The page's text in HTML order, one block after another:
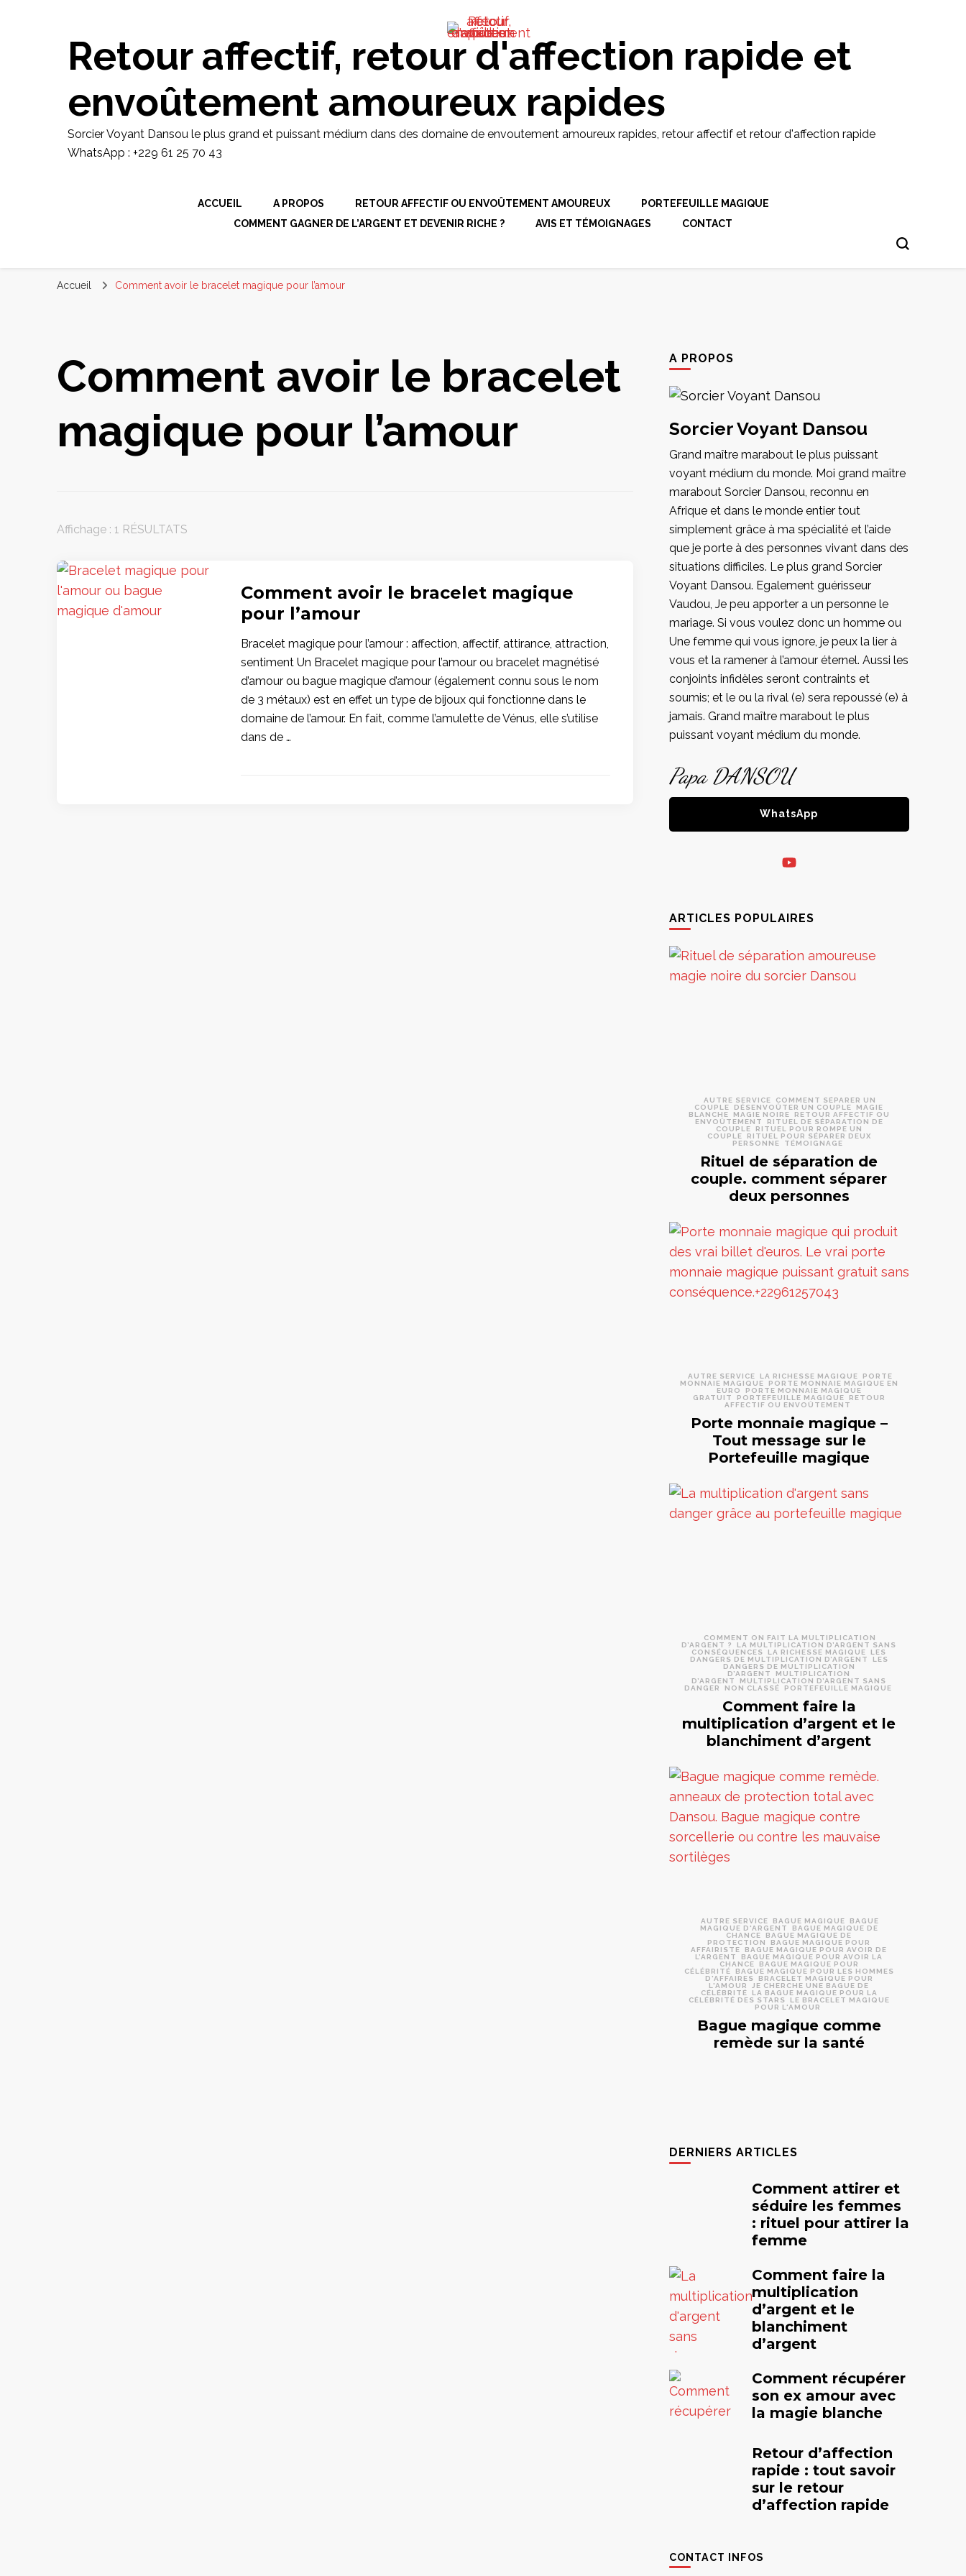
Retour affectif, retour d'affection rapide et
envoûtement amoureux rapides
Sorcier Voyant Dansou le plus grand et puissant médium dans des domaine de envoutement amoureux rapides, retour affectif et retour d'affection rapide
WhatsApp : +229 61 25 70 43
ACCUEIL A PROPOS RETOUR AFFECTIF OU ENVOÛTEMENT AMOUREUX
PORTEFEUILLE MAGIQUE
COMMENT GAGNER DE L’ARGENT ET DEVENIR RICHE ?
AVIS ET TÉMOIGNAGES CONTACT
Accueil Comment avoir le bracelet magique pour l’amour
Comment avoir le bracelet
magique pour l’amour
Affichage : 1 RÉSULTATS
Comment avoir le bracelet magique
pour l’amour
Bracelet magique pour l’amour : affection, affectif, attirance, attraction,
sentiment Un Bracelet magique pour l’amour ou bracelet magnétisé
d’amour ou bague magique d’amour (également connu sous le nom
de 3 métaux) est en effet un type de bijoux qui fonctionne dans le
domaine de l’amour. En fait, comme l’amulette de Vénus, elle s’utilise
dans de …
A PROPOS
Sorcier Voyant Dansou
Grand maître marabout le plus puissant
voyant médium du monde. Moi grand maître
marabout Sorcier Dansou, reconnu en
Afrique et dans le monde entier tout
simplement grâce à ma spécialité et l’aide
que je porte à des personnes vivant dans des
situations difficiles. Le plus grand Sorcier
Voyant Dansou. Egalement guérisseur
Vaudou, Je peu apporter a un personne le
mariage. Si vous voulez donc un homme ou
Une femme qui vous ignore, je peux la lier à
vous et la ramener à l’amour éternel. Aussi les
conjoints infidèles seront contraints et
soumis; et le ou la rival (e) sera repoussé (e) à
jamais. Grand maître marabout le plus
puissant voyant médium du monde.
Papa DANSOU
WhatsApp
ARTICLES POPULAIRES
AUTRE SERVICE
COMMENT SÉPARER UN
COUPLE
DÉSENVOÛTER UN COUPLE
MAGIE
BLANCHE
MAGIE NOIRE
RETOUR AFFECTIF OU
ENVOÛTEMENT
RITUEL DE SÉPARATION DE
COUPLE
RITUEL POUR ROMPE UN
COUPLE
RITUEL POUR SÉPARER DEUX
PERSONNE
TÉMOIGNAGE
Rituel de séparation de
couple. comment séparer
deux personnes
AUTRE SERVICE LA RICHESSE MAGIQUE
PORTE
MONNAIE MAGIQUE
PORTE MONNAIE MAGIQUE EN
EURO
PORTE MONNAIE MAGIQUE
GRATUIT
PORTEFEUILLE MAGIQUE
RETOUR
AFFECTIF OU ENVOÛTEMENT
Porte monnaie magique –
Tout message sur le
Portefeuille magique
COMMENT ON FAIT LA MULTIPLICATION
D’ARGENT ?
LA MULTIPLICATION D’ARGENT SANS
CONSÉQUENCES
LA RICHESSE MAGIQUE
LES
DANGERS DE MULTIPLICATION D’ARGENT
LES
DANGERS DE MULTIPLICATION
D’ARGENT
MULTIPLICATION
D’ARGENT
MULTIPLICATION D’ARGENT SANS
DANGER
NON CLASSÉ PORTEFEUILLE MAGIQUE
Comment faire la
multiplication d’argent et le
blanchiment d’argent
AUTRE SERVICE BAGUE MAGIQUE
BAGUE
MAGIQUE D'ARGENT
BAGUE MAGIQUE DE
CHANCE
BAGUE MAGIQUE DE
PROTECTION
BAGUE MAGIQUE POUR
AFFAIRISTE
BAGUE MAGIQUE POUR AVOIR DE
L’ARGENT
BAGUE MAGIQUE POUR AVOIR LA
CHANCE
BAGUE MAGIQUE POUR
CÉLÉBRITÉ
BAGUE MAGIQUE POUR LES HOMMES
D'AFFAIRES
BRACELET MAGIQUE POUR
L'AMOUR
JE CHERCHE UNE BAGUE DE
CÉLÉBRITÉ
LA BAGUE MAGIQUE POUR LA
CÉLÉBRITÉ DES STARS
LE BRACELET MAGIQUE
POUR L'AMOUR
Bague magique comme
remède sur la santé
DERNIERS ARTICLES
Comment attirer et
séduire les femmes
: rituel pour attirer la
femme
Comment faire la
multiplication
d’argent et le
blanchiment
d’argent
Comment récupérer
son ex amour avec
la magie blanche
Retour d’affection
rapide : tout savoir
sur le retour
d’affection rapide
CONTACT INFOS